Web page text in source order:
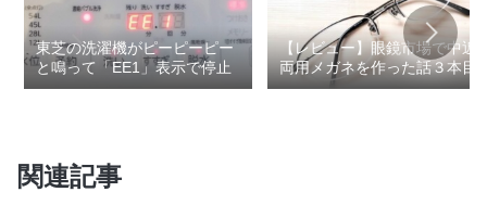
東芝の洗濯機がピーピーピー
と鳴って「EE1」表示で停止
【レビュー】眼鏡市場で中近
両用メガネを作った話３本目
関連記事